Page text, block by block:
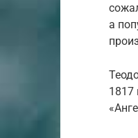
а
1817